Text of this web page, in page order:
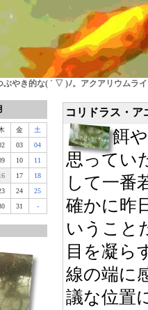
ぶやき的な( ´ ▽ )ﾉ。アクアリウムラ
金
土
03
04
10
11
17
18
24
25
31 -
コリドラス・ア
餌
思ってい
して一番
確かに昨
目を凝ら
線の端に
議な位置